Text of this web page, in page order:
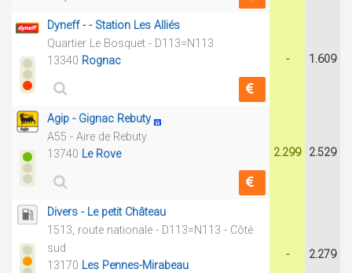
Dyneff - - Station Les Alliés
Quartier Le Bosquet - D113=N113
13340 Rognac - 1.609
Agip - Gignac Rebuty
A55 - Aire de Rebuty
13740 Le Rove 2.299 2.529
Divers - Le petit Château
1513, route nationale - D113=N113 - Côté
sud
13170 Les Pennes-Mirabeau
- 2.279